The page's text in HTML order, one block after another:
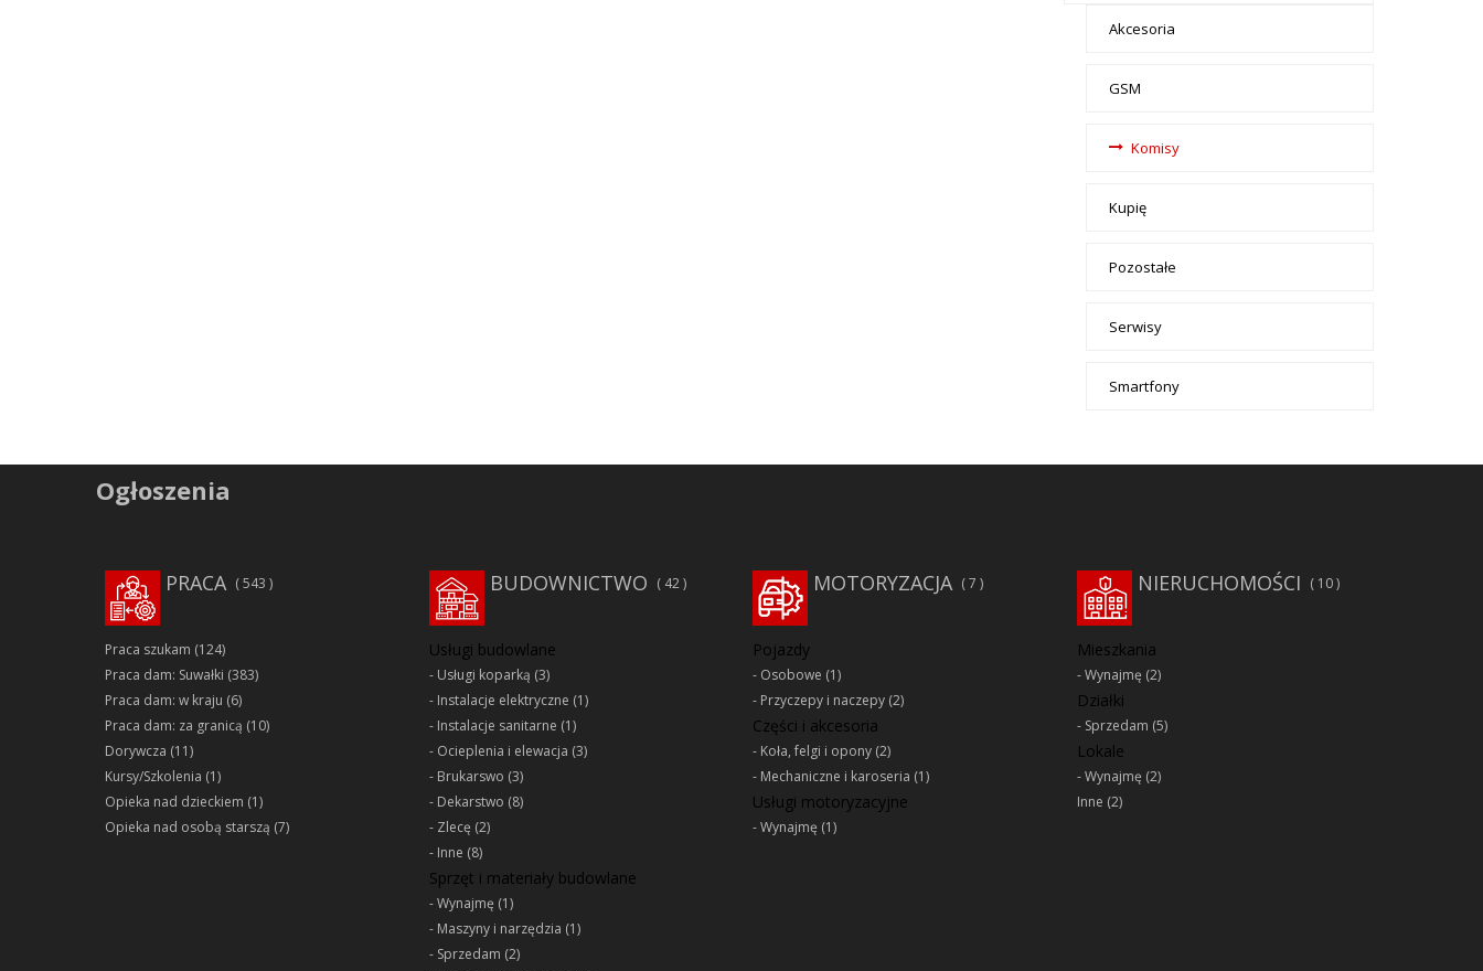
Akcesoria
GSM
Komisy
Kupię
Pozostałe
Serwisy
Smartfony
Ogłoszenia
PRACA 543
Praca szukam (124)
Praca dam: Suwałki (383)
Praca dam: w kraju (6)
Praca dam: za granicą (10)
Dorywcza (11)
Kursy/Szkolenia (1)
Opieka nad dzieckiem (1)
Opieka nad osobą starszą (7)
BUDOWNICTWO 42
Usługi budowlane
Usługi koparką (3)
Instalacje elektryczne (1)
Instalacje sanitarne (1)
Ocieplenia i elewacja (3)
Brukarswo (3)
Dekarstwo (8)
Zlecę (2)
Inne (8)
Sprzęt i materiały budowlane
Wynajmę (1)
Maszyny i narzędzia (1)
Sprzedam (2)
MOTORYZACJA 7
Pojazdy
Osobowe (1)
Przyczepy i naczepy (2)
Części i akcesoria
Koła, felgi i opony (2)
Mechaniczne i karoseria (1)
Usługi motoryzacyjne
Wynajmę (1)
NIERUCHOMOŚCI 10
Mieszkania
Wynajmę (2)
Działki
Sprzedam (5)
Lokale
Wynajmę (2)
Inne (2)